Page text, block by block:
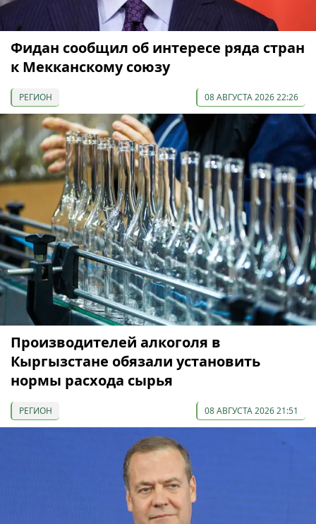
Фидан сообщил об интересе ряда стран
к Мекканскому союзу
РЕГИОН 08 АВГУСТА 2026 22:26
Производителей алкоголя в
Кыргызстане обязали установить
нормы расхода сырья
РЕГИОН 08 АВГУСТА 2026 21:51